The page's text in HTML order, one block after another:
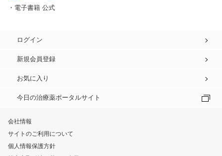
・電子書籍 公式
ログイン
新規会員登録
お気に入り
今日の治療薬ポータルサイト
会社情報
サイトのご利用について
個人情報保護方針